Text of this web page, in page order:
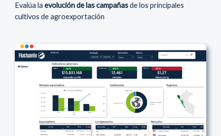
Evalúa la evolución de las campañasde los principales
cultivos de agroexportación